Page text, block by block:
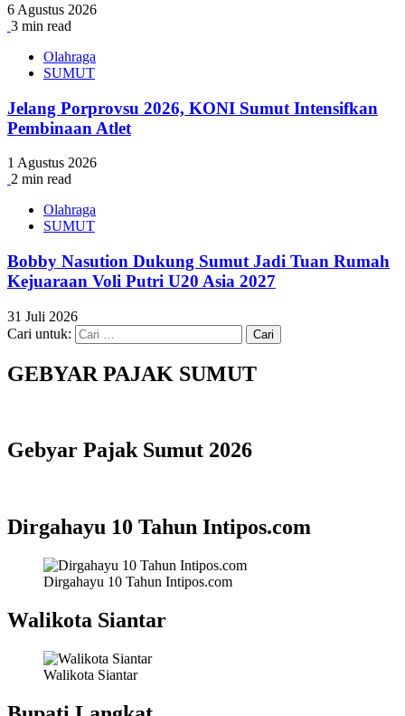
6 Agustus 2026
3 min read
Olahraga
SUMUT
Jelang Porprovsu 2026, KONI Sumut Intensifkan
Pembinaan Atlet
1 Agustus 2026
2 min read
Olahraga
SUMUT
Bobby Nasution Dukung Sumut Jadi Tuan Rumah
Kejuaraan Voli Putri U20 Asia 2027
31 Juli 2026
Cari untuk:
GEBYAR PAJAK SUMUT
Gebyar Pajak Sumut 2026
Dirgahayu 10 Tahun Intipos.com
Dirgahayu 10 Tahun Intipos.com
Walikota Siantar
Walikota Siantar